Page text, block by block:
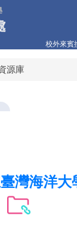
校外來賓
源庫
灣海洋大